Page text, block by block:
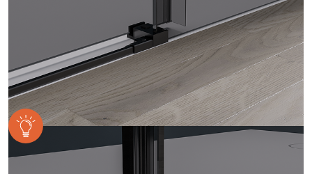
informacemi, které jste jim poskytli nebo které získali v
důsledku toho, že používáte jejich služby.
Udělíte-li souhlas, my a vybraní partneři (včetně Googlu)
můžeme používat cookies pro analytiku a
personalizovanou reklamu. Jak Google zpracovává
osobní údaje najdete na stránkáchBusiness Data
ResponsibilityaJak Google používá informace z webů
a aplikací